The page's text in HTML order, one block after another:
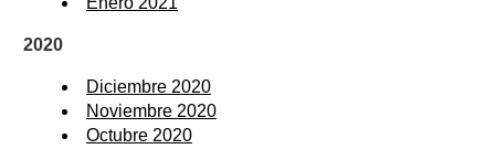
2020
Diciembre 2020
Noviembre 2020
Octubre 2020